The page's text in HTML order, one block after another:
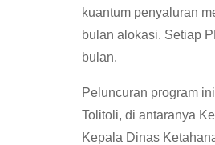
kuantum penyaluran
bulan alokasi. Setiap
bulan.
Peluncuran program
Tolitoli, di antaranya
Kepala Dinas